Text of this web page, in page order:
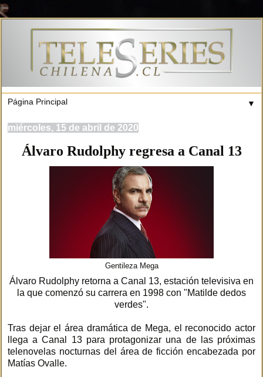
▼
miércoles, 15 de abril de 2020
Álvaro Rudolphy regresa a Canal 13
Gentileza Mega
Álvaro Rudolphy retorna a Canal 13, estación televisiva en
la que comenzó su carrera en 1998 con "Matilde dedos
verdes".
Tras dejar el área dramática de Mega, el reconocido actor
llega a Canal 13 para protagonizar una de las próximas
telenovelas nocturnas del área de ficción encabezada por
Matías Ovalle.